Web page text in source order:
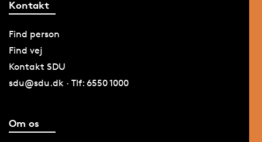
Kontakt
Find person
Find vej
Kontakt SDU
sdu@sdu.dk · Tlf: 6550 1000
Om os